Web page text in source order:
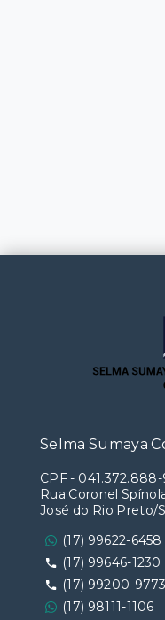
Selma Sumaya
CPF- 041.372.888-
Rua Coronel
José do Rio Preto/
(17) 99622-6458
(17) 99646-1230
(17) 99200-9773
(17) 98111-1106